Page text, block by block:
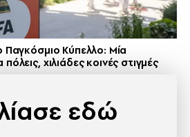
Kύπελλο: Μία
χιλιάδες κοινές στιγμές
εδώ